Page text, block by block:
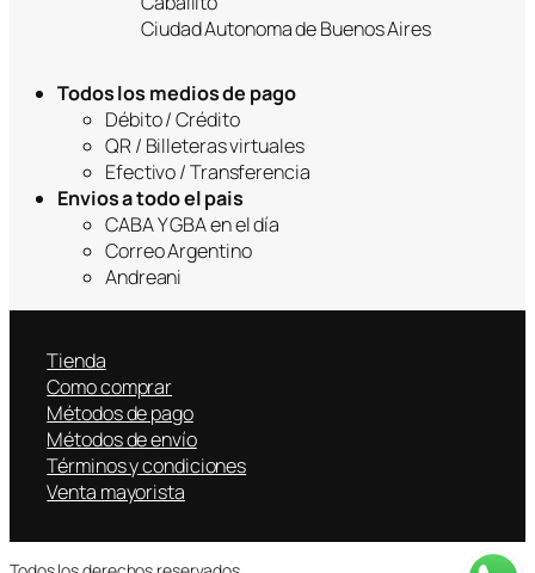
Ciudad Autonoma de Buenos Aires
Todos los medios de pago
Débito / Crédito
QR / Billeteras virtuales
Efectivo / Transferencia
Envios a todo el pais
CABA Y GBA en el día
Correo Argentino
Andreani
Tienda
Como comprar
Métodos de pago
Métodos de envío
Términos y condiciones
Venta mayorista